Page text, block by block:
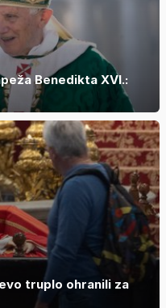
Benedikta XVI.:
truplo ohranili za